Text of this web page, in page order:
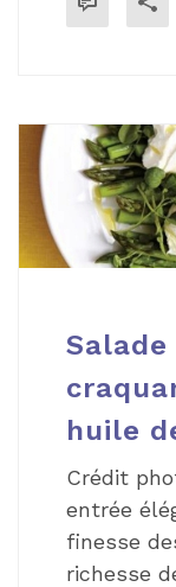
Salade
huile
Crédit
entrée
finesse
richesse